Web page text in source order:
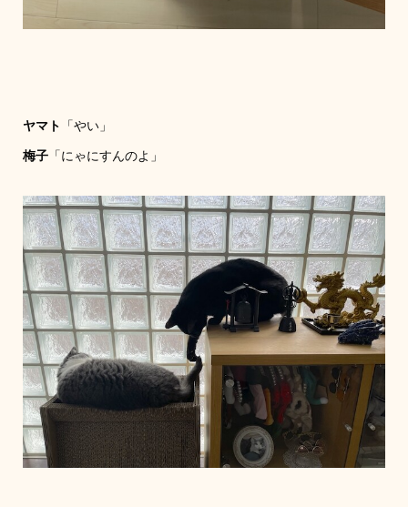
ヤマト 「やい」
梅子「にゃにすんのよ」